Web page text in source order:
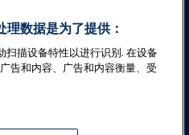
和景点协会。保留所有权利。
数据是为了提供：
扫描设备特性以进行识别. 在设备
告和内容、广告和内容衡量、受